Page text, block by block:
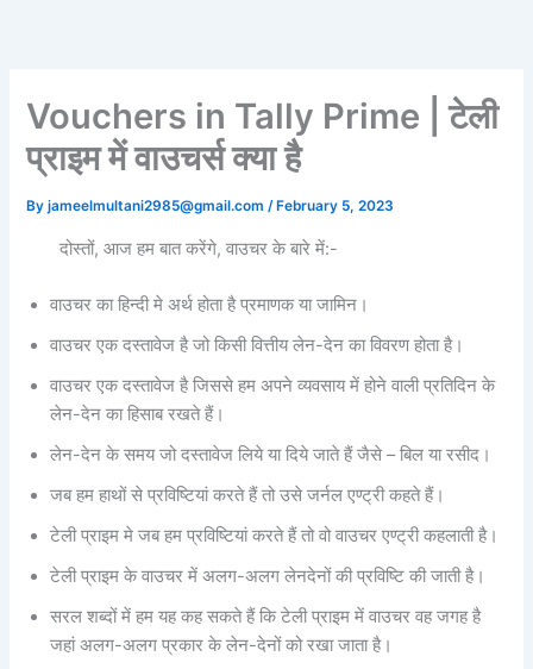
Vouchers in Tally Prime | टेली
प्राइम में वाउचर्स क्या है
Byjameelmultani2985@gmail.com/ February 5, 2023
दोस्तों, आज हम बात करेंगे, वाउचर के बारे में:-
वाउचर का हिन्दी मे अर्थ होता है प्रमाणक या जामिन।
वाउचर एक दस्तावेज है जो किसी वित्तीय लेन-देन का विवरण होता है।
वाउचर एक दस्तावेज है जिससे हम अपने व्यवसाय में होने वाली प्रतिदिन के
लेन-देन का हिसाब रखते हैं।
लेन-देन के समय जो दस्तावेज लिये या दिये जाते हैं जैसे – बिल या रसीद।
जब हम हाथों से प्रविष्टियां करते हैं तो उसे जर्नल एण्ट्री कहते हैं।
टेली प्राइम मे जब हम प्रविष्टियां करते हैं तो वो वाउचर एण्ट्री कहलाती है।
टेली प्राइम के वाउचर में अलग-अलग लेनदेनों की प्रविष्टि की जाती है।
सरल शब्दों में हम यह कह सकते हैं कि टेली प्राइम में वाउचर वह जगह है
जहां अलग-अलग प्रकार के लेन-देनों को रखा जाता है।